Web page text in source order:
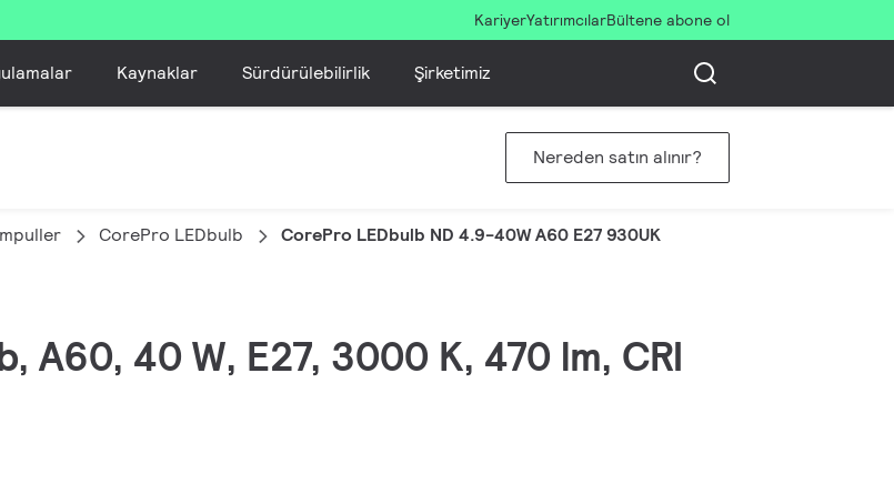
KariyerYatırımcılarBültene abone ol
Kaynaklar Sürdürülebilirlik Şirketimiz
Nereden satın alınır?
CorePro LEDbulb CorePro LEDbulb ND 4.9-40W A60 E27 930UK
A60, 40 W, E27, 3000 K, 470 lm, CRI